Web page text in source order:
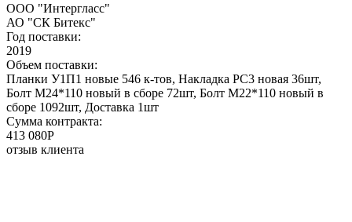
ООО "Интергласс"
АО "СК Битекс"
Год поставки:
2019
Объем поставки:
Планки У1П1 новые 546 к-тов, Накладка РС3 новая 36шт,
Болт М24*110 новый в сборе 72шт, Болт М22*110 новый в
сборе 1092шт, Доставка 1шт
Сумма контракта:
413 080P
отзыв клиента